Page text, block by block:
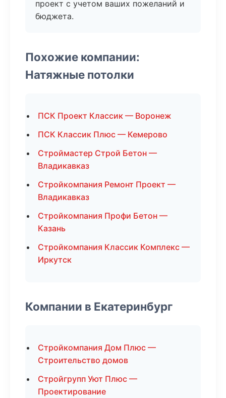
проект с учетом ваших пожеланий и
бюджета.
Похожие компании:
Натяжные потолки
ПСК Проект Классик — Воронеж
ПСК Классик Плюс — Кемерово
Строймастер Строй Бетон —
Владикавказ
Стройкомпания Ремонт Проект —
Владикавказ
Стройкомпания Профи Бетон —
Казань
Стройкомпания Классик Комплекс —
Иркутск
Компании в Екатеринбург
Стройкомпания Дом Плюс —
Строительство домов
Стройгрупп Уют Плюс —
Проектирование